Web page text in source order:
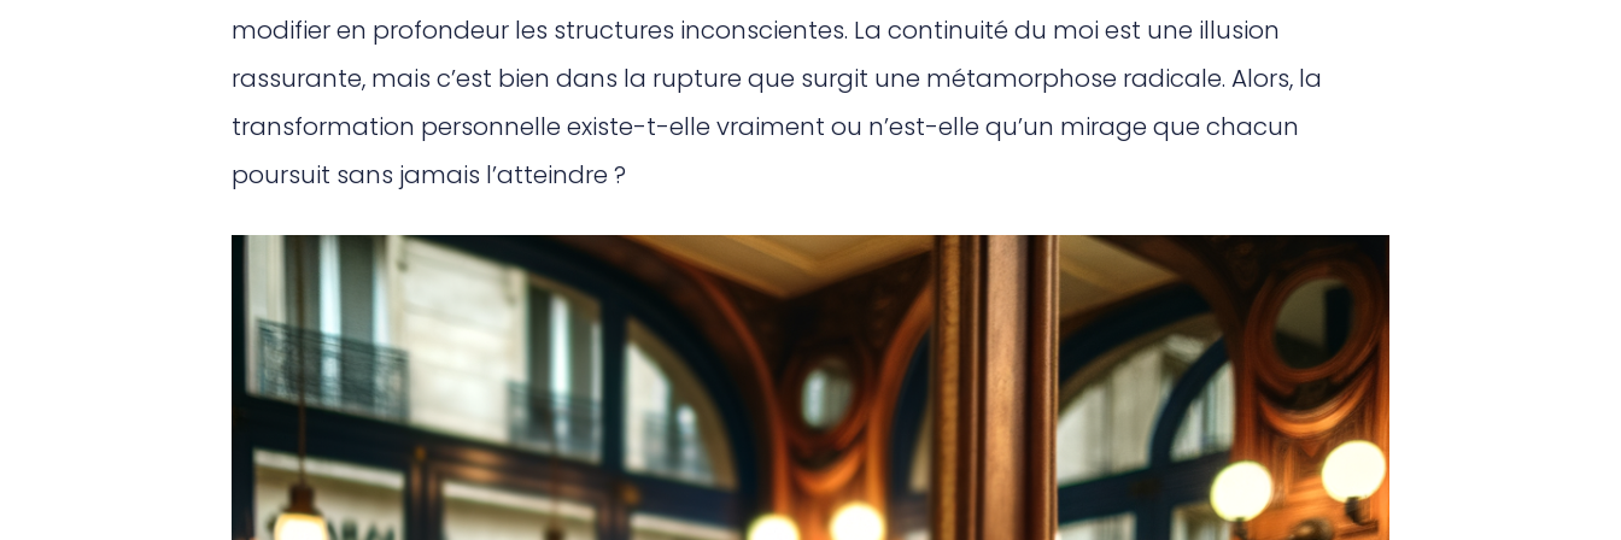
modifier en profondeur les structures inconscientes. La continuité du moi est une illusion
rassurante, mais c’est bien dans la rupture que surgit une métamorphose radicale. Alors, la
transformation personnelle existe-t-elle vraiment ou n’est-elle qu’un mirage que chacun
poursuit sans jamais l’atteindre ?